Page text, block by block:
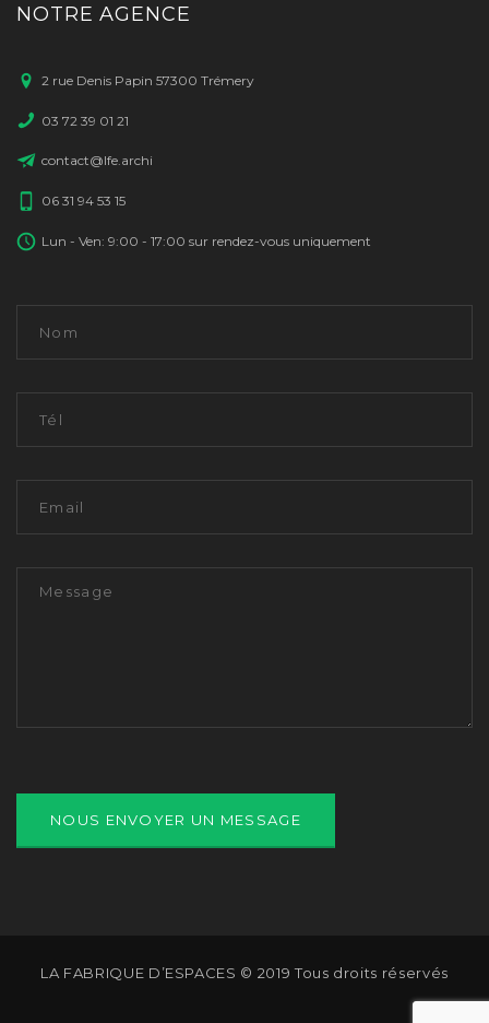
NOTRE AGENCE
2 rue Denis Papin 57300 Trémery
03 72 39 01 21
contact@lfe.archi
06 31 94 53 15
Lun - Ven: 9:00 - 17:00 sur rendez-vous uniquement
LA FABRIQUE D’ESPACES © 2019 Tous droits réservés